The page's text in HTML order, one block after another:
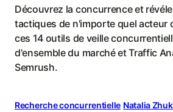
Découvrez la concurrence et
tactiques de n'importe quel acteur
ces 14 outils de veille
d'ensemble du marché et Traffic
Semrush.
Recherche concurrentielle Natalia